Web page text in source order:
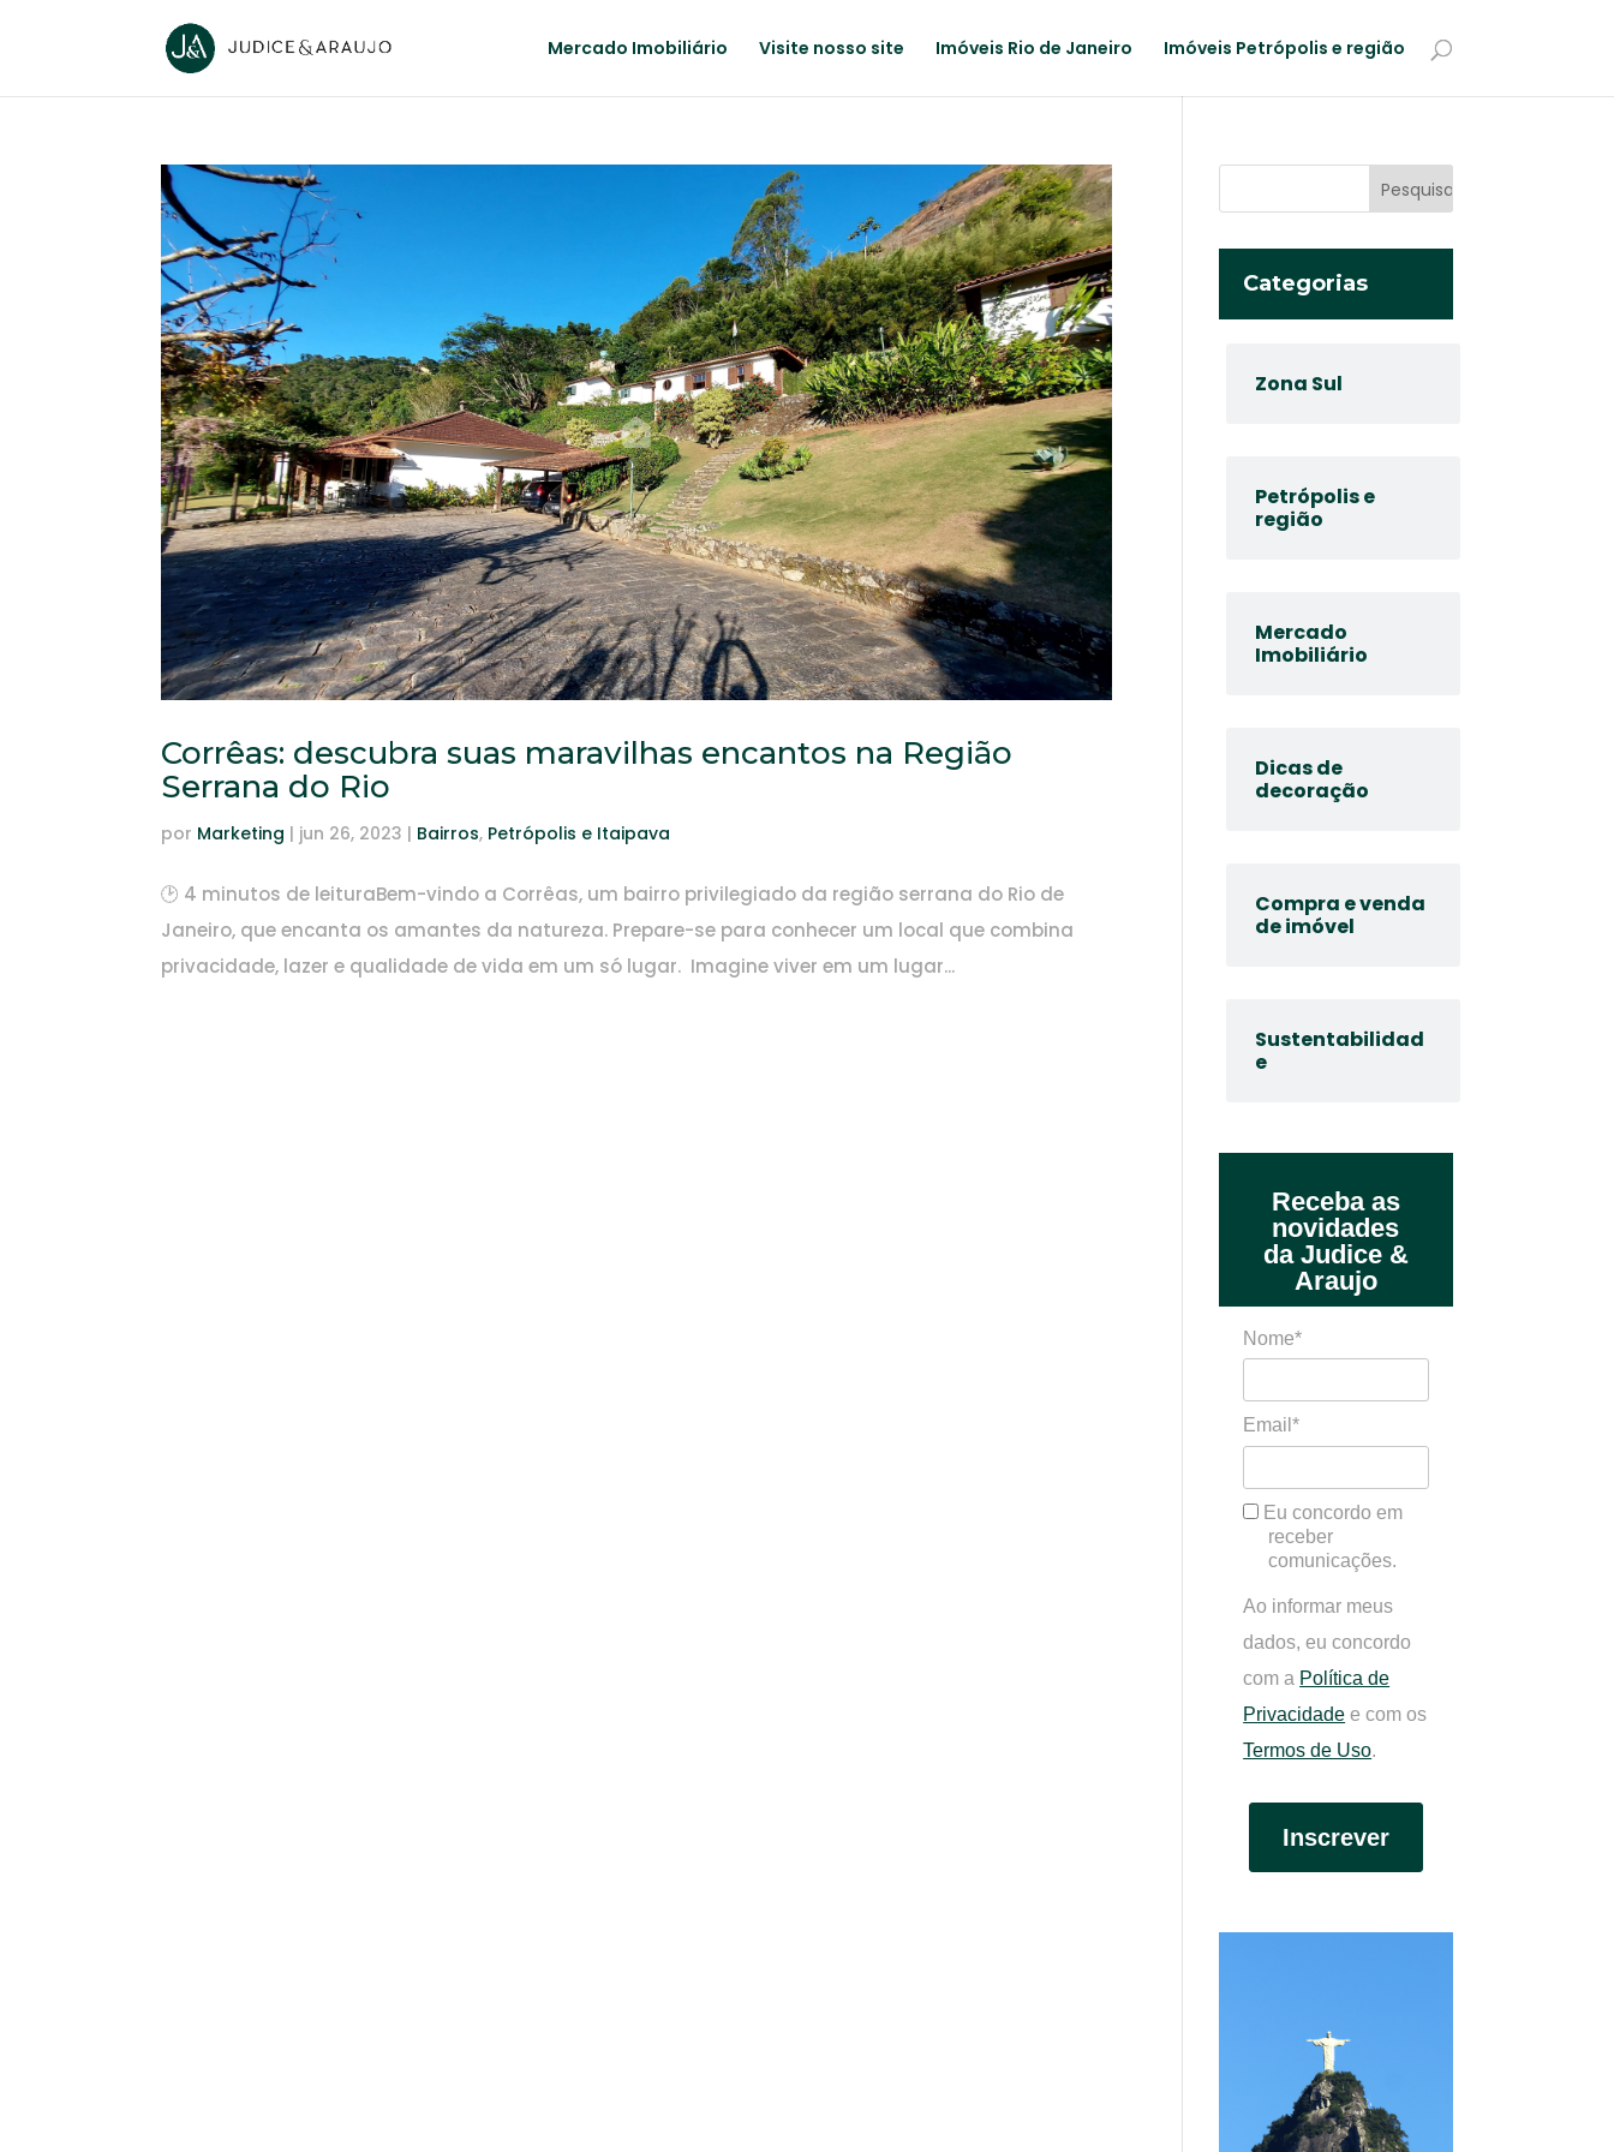
Mercado Imobiliário Visite nosso site Imóveis Rio de Janeiro Imóveis Petrópolis e região
Corrêas: descubra suas maravilhas encantos na Região
Serrana do Rio
por Marketing | jun 26, 2023 | Bairros, Petrópolis e Itaipava
🕑 4 minutos de leituraBem-vindo a Corrêas, um bairro privilegiado da região serrana do Rio de
Janeiro, que encanta os amantes da natureza. Prepare-se para conhecer um local que combina
privacidade, lazer e qualidade de vida em um só lugar. Imagine viver em um lugar...
Categorias
Zona Sul
Petrópolis e
região
Mercado
Imobiliário
Dicas de
decoração
Compra e venda
de imóvel
Sustentabilidad
e
Receba as
novidades
da Judice &
Araujo
Nome*
Email*
Eu concordo em
receber
comunicações.
Ao informar meus
dados, eu concordo
com a Política de
Privacidade e com os
Termos de Uso.
Inscrever